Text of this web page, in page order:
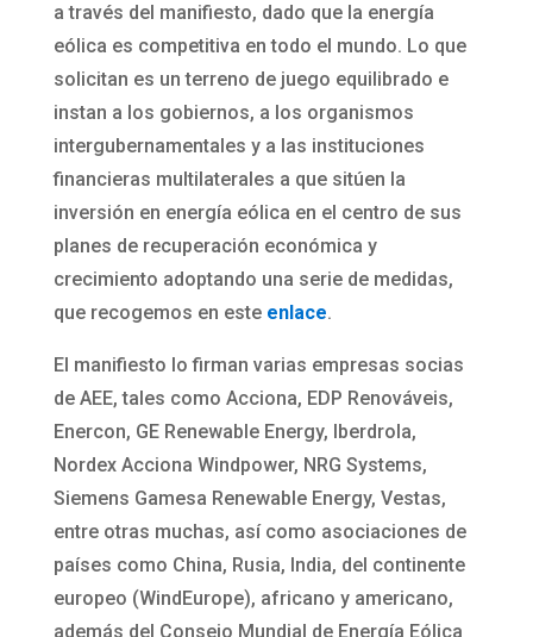
a través del manifiesto, dado que la energía
eólica es competitiva en todo el mundo. Lo que
solicitan es un terreno de juego equilibrado e
instan a los gobiernos, a los organismos
intergubernamentales y a las instituciones
financieras multilaterales a que sitúen la
inversión en energía eólica en el centro de sus
planes de recuperación económica y
crecimiento adoptando una serie de medidas,
que recogemos en este enlace.
El manifiesto lo firman varias empresas socias
de AEE, tales como Acciona, EDP Renováveis,
Enercon, GE Renewable Energy, Iberdrola,
Nordex Acciona Windpower, NRG Systems,
Siemens Gamesa Renewable Energy, Vestas,
entre otras muchas, así como asociaciones de
países como China, Rusia, India, del continente
europeo (WindEurope), africano y americano,
además del Consejo Mundial de Energía Eólica